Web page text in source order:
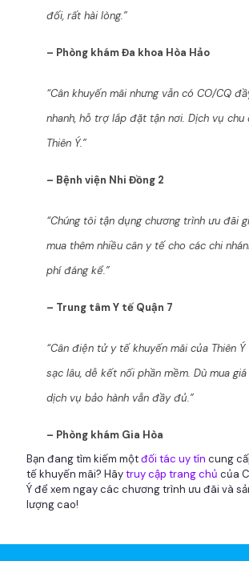
đối, rất hài lòng.”
– Phòng khám Đa khoa Hòa Hảo
“Cân khuyến mãi nhưng vẫn có CO/CQ
nhanh, hỗ trợ lắp đặt tận nơi. Dịch vụ chu
Thiên Ý.”
– Bệnh viện Nhi Đồng 2
“Chúng tôi tận dụng chương trình ưu đãi
mua thêm nhiều cân y tế cho các chi
phí đáng kể.”
– Trung tâm Y tế Quận 7
“Cân điện tử y tế khuyến mãi của Thiên
sạc lâu, dễ kết nối phần mềm. Dù mua
dịch vụ bảo hành vẫn đầy đủ.”
– Phòng khám Gia Hòa
Bạn đang tìm kiếm mộtđối tác uy tín cung
tế khuyến mãi? Hãytruy cập trang chủ của
Ý để xem ngay các chương trình ưu đãi và
lượng cao!